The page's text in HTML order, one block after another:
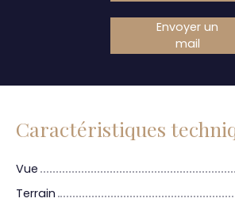
Envoyer un
mail
Caractéristiques
Vue
Terrain